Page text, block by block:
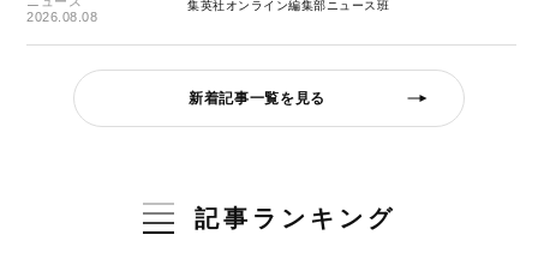
2026.08.08
集英社オンライン編集部ニュース班
新着記事一覧を見る
記事ランキング